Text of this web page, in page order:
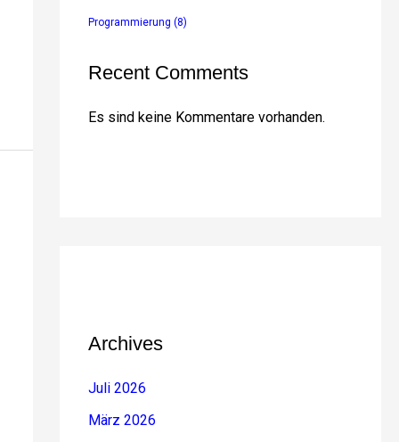
Programmierung (8)
Recent Comments
Es sind keine Kommentare vorhanden.
Archives
Juli 2026
März 2026